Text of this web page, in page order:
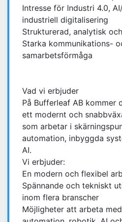
Intresse för Industri 4.0,
industriell digitalisering
Strukturerad, analytisk
Starka kommunikations-
samarbetsförmåga
Vad vi erbjuder
På Bufferleaf AB kommer
ett modernt och
som arbetar i
automation, inbyggda
AI.
Vi erbjuder:
En modern och flexibel
Spännande och tekniskt
inom flera branscher
Möjligheter att arbeta